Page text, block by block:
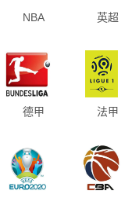
NBA 英超
德甲 法甲